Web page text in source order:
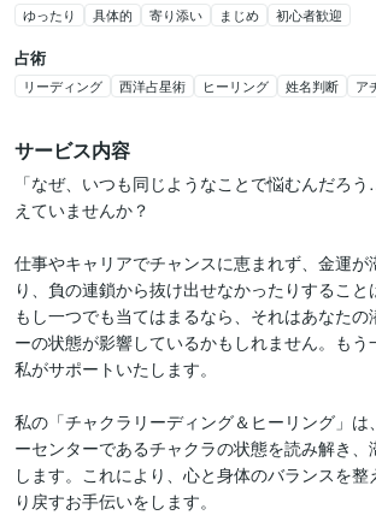
ゆったり 具体的 寄り添い まじめ 初心者歓迎
占術
リーディング 西洋占星術 ヒーリング 姓名判断 ア
サービス内容
「なぜ、いつも同じようなことで悩むんだろ
えていませんか？
仕事やキャリアでチャンスに恵まれず、金運が
り、負の連鎖から抜け出せなかったりすること
もし一つでも当てはまるなら、それはあなた
ーの状態が影響しているかもしれません。もう
私がサポートいたします。
私の「チャクラリーディング＆ヒーリング」
ーセンターであるチャクラの状態を読み解き
します。これにより、心と身体のバランスを整
り戻すお手伝いをします。